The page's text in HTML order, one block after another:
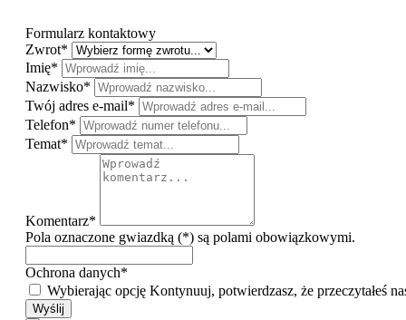
Formularz kontaktowy
Zwrot*
Imię*
Nazwisko*
Twój adres e-mail*
Telefon*
Temat*
Komentarz*
Pola oznaczone gwiazdką (*) są polami obowiązkowymi.
Ochrona danych*
Wybierając opcję Kontynuuj, potwierdzasz, że przeczytałeś
Wyślij